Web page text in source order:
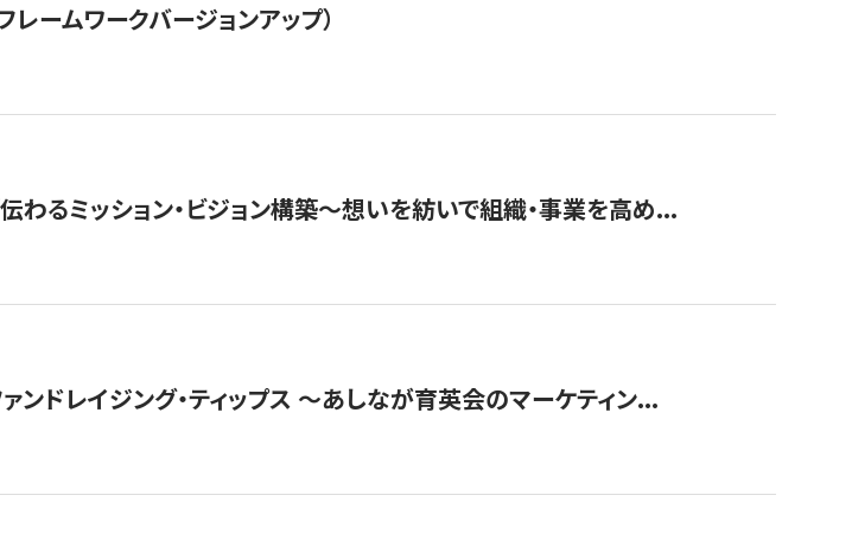
ームワークバージョンアップ）
伝わるミッション・ビジョン構築〜想いを紡いで組織・事業を高め...
ァンドレイジング・ティップス 〜あしなが育英会のマーケティン...